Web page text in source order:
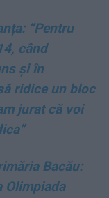
“Pentru
când
și în
ridice un bloc
jurat că voi
Bacău:
Olimpiada